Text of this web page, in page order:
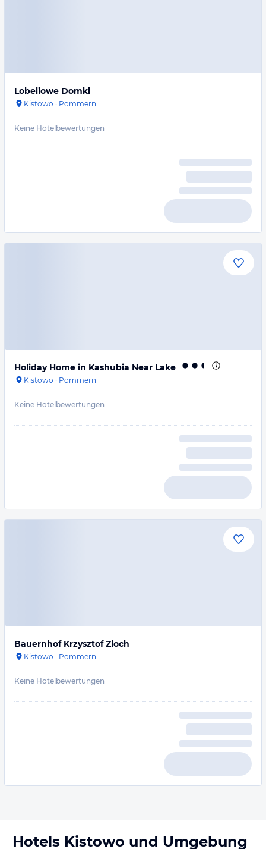
Lobeliowe Domki
Kistowo · Pommern
Keine Hotelbewertungen
Holiday Home in Kashubia Near Lake
Kistowo · Pommern
Keine Hotelbewertungen
Bauernhof Krzysztof Zloch
Kistowo · Pommern
Keine Hotelbewertungen
Hotels Kistowo und Umgebung